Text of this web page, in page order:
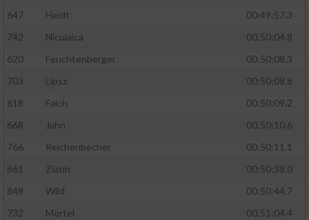
647
Heidt
00:49:57.3
742
Niculaica
00:50:04.8
620
Feuchtenberger
00:50:08.3
703
Lipsz
00:50:08.8
618
Falch
00:50:09.2
668
Jahn
00:50:10.6
766
Reichenbecher
00:50:11.1
861
Zlatin
00:50:38.0
848
Wild
00:50:44.7
732
Mörtel
00:51:04.4